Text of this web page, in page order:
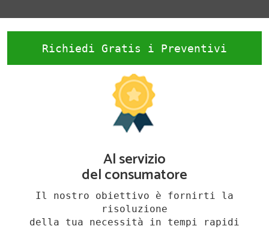
Richiedi Gratis i Preventivi
Al servizio
del consumatore
Il nostro obiettivo è fornirti la
risoluzione
della tua necessità in tempi rapidi